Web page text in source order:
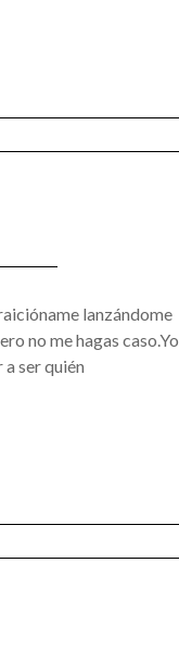
lanzándome
no me hagas caso.Yo
ser quién